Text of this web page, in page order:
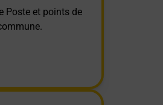
Poste et points de